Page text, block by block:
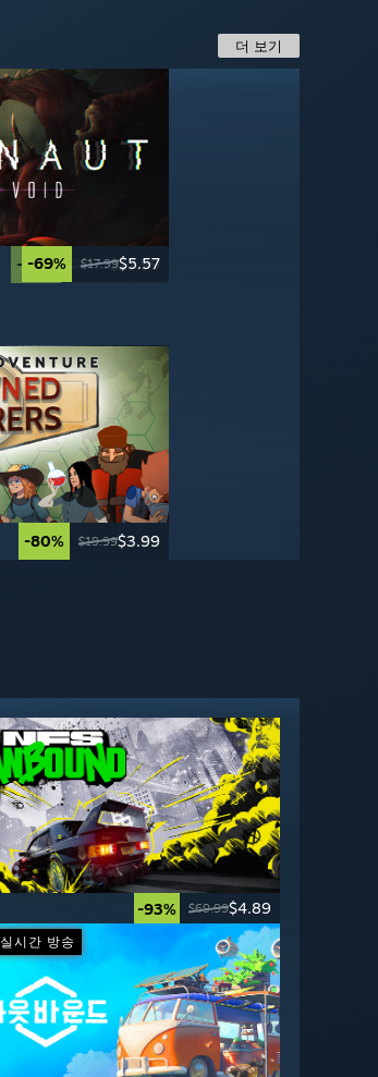
더 보기
-69% $17.99$5.57
-80% $19.99$3.99
-70% $59.99$17.99
-95% $49.99$2.49
-67% $49.99$16.49
-95% $59.99$2.99
-65% $39.99$13.99
-67% $49.99$16.49
-93% $69.99$4.89
실시간 방송